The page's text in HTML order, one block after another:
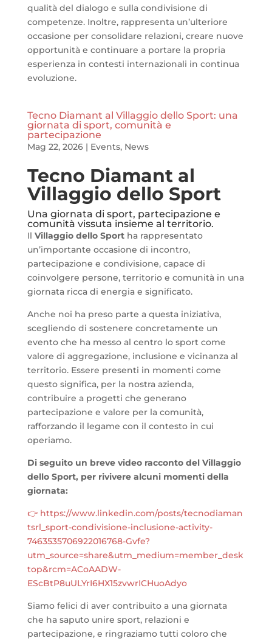
qualità del dialogo e sulla condivisione di
competenze. Inoltre, rappresenta un’ulteriore
occasione per consolidare relazioni, creare nuove
opportunità e continuare a portare la propria
esperienza in contesti internazionali in continua
evoluzione.
Tecno Diamant al Villaggio dello Sport: una
giornata di sport, comunità e
partecipazione
Mag 22, 2026| Events, News
Tecno Diamant al
Villaggio dello Sport
Una giornata di sport, partecipazione e
comunità vissuta insieme al territorio.
Il Villaggio dello Sportha rappresentato
un’importante occasione di incontro,
partecipazione e condivisione, capace di
coinvolgere persone, territorio e comunità in una
giornata ricca di energia e significato.
Anche noi ha preso parte a questa iniziativa,
scegliendo di sostenere concretamente un
evento che ha messo al centro lo sport come
valore di aggregazione, inclusione e vicinanza al
territorio. Essere presenti in momenti come
questo significa, per la nostra azienda,
contribuire a progetti che generano
partecipazione e valore per la comunità,
rafforzando il legame con il contesto in cui
operiamo.
Di seguito un breve video racconto del Villaggio
dello Sport, per rivivere alcuni momenti della
giornata:
👉 https://www.linkedin.com/posts/tecnodiaman
tsrl_sport-condivisione-inclusione-activity-
7463535706922016768-Gvfe?
utm_source=share&utm_medium=member_desk
top&rcm=ACoAADW-
EScBtP8uULYrI6HX15zvwrICHuoAdyo
Siamo felici di aver contribuito a una giornata
che ha saputo unire sport, relazioni e
partecipazione, e ringraziamo tutti coloro che